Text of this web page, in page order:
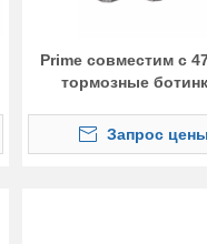
Prime совместим с
тормозные
Запрос цены